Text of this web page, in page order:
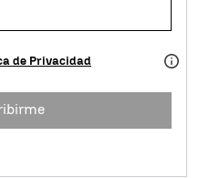
de Privacidad